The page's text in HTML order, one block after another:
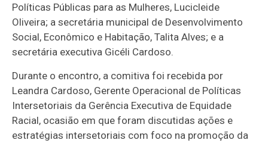
Políticas Públicas para as Mulheres, Lucicleide
Oliveira; a secretária municipal de Desenvolvimento
Social, Econômico e Habitação, Talita Alves; e a
secretária executiva Gicéli Cardoso.
Durante o encontro, a comitiva foi recebida por
Leandra Cardoso, Gerente Operacional de Políticas
Intersetoriais da Gerência Executiva de Equidade
Racial, ocasião em que foram discutidas ações e
estratégias intersetoriais com foco na promoção da